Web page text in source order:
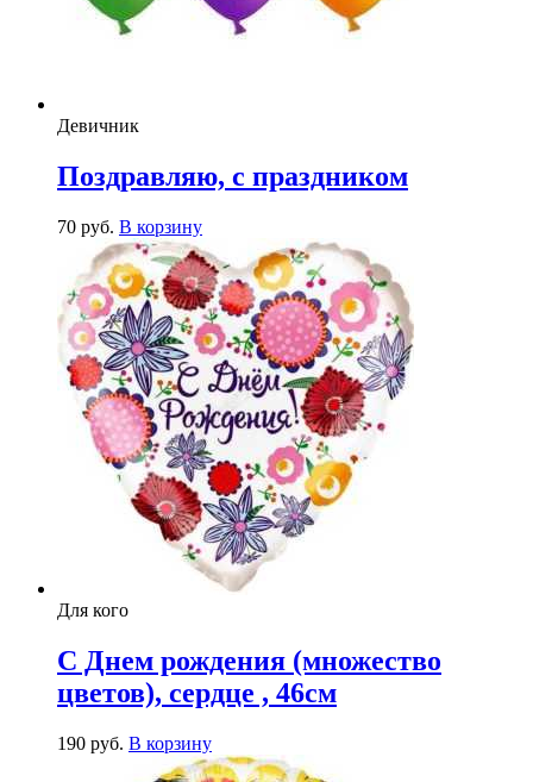
Девичник
Поздравляю, с праздником
70 руб. В корзину
Для кого
С Днем рождения (множество
цветов), сердце , 46см
190 руб. В корзину